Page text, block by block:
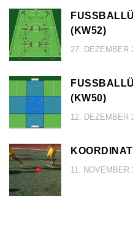
KW52)
27. DEZEMBER
KW50)
12. DEZEMBER
11. NOVEMBER